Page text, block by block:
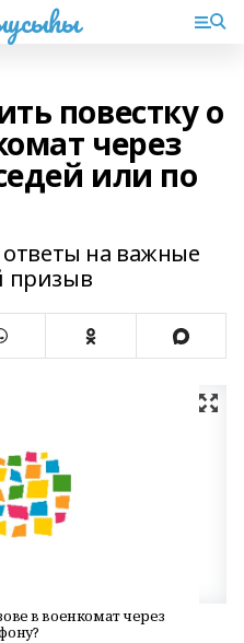
повестку о
через
или по
ответы на важные
призыв
в военкомат через